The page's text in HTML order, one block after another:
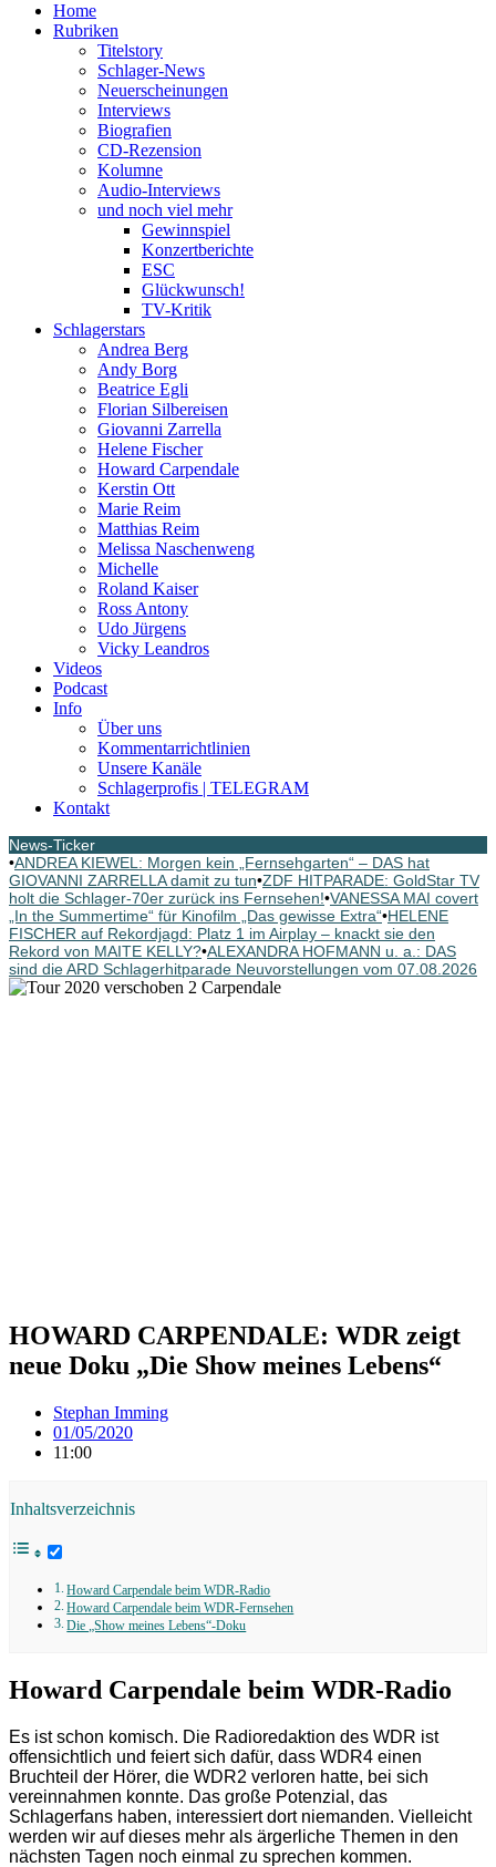
Home
Rubriken
Titelstory
Schlager-News
Neuerscheinungen
Interviews
Biografien
CD-Rezension
Kolumne
Audio-Interviews
und noch viel mehr
Gewinnspiel
Konzertberichte
ESC
Glückwunsch!
TV-Kritik
Schlagerstars
Andrea Berg
Andy Borg
Beatrice Egli
Florian Silbereisen
Giovanni Zarrella
Helene Fischer
Howard Carpendale
Kerstin Ott
Marie Reim
Matthias Reim
Melissa Naschenweng
Michelle
Roland Kaiser
Ross Antony
Udo Jürgens
Vicky Leandros
Videos
Podcast
Info
Über uns
Kommentarrichtlinien
Unsere Kanäle
Schlagerprofis | TELEGRAM
Kontakt
News-Ticker
•ANDREA KIEWEL: Morgen kein „Fernsehgarten“ – DAS hat
GIOVANNI ZARRELLA damit zu tun•ZDF HITPARADE: GoldStar TV
holt die Schlager-70er zurück ins Fernsehen!•VANESSA MAI covert
„In the Summertime“ für Kinofilm „Das gewisse Extra“•HELENE
FISCHER auf Rekordjagd: Platz 1 im Airplay – knackt sie den
Rekord von MAITE KELLY?•ALEXANDRA HOFMANN u. a.: DAS
sind die ARD Schlagerhitparade Neuvorstellungen vom 07.08.2026
HOWARD CARPENDALE: WDR zeigt
neue Doku „Die Show meines Lebens“
Stephan Imming
01/05/2020
11:00
Inhaltsverzeichnis
Howard Carpendale beim WDR-Radio
Howard Carpendale beim WDR-Fernsehen
Die „Show meines Lebens“-Doku
Howard Carpendale beim WDR-Radio
Es ist schon komisch. Die Radioredaktion des WDR ist
offensichtlich und feiert sich dafür, dass WDR4 einen
Bruchteil der Hörer, die WDR2 verloren hatte, bei sich
vereinnahmen konnte. Das große Potenzial, das
Schlagerfans haben, interessiert dort niemanden. Vielleicht
werden wir auf dieses mehr als ärgerliche Themen in den
nächsten Tagen noch einmal zu sprechen kommen.